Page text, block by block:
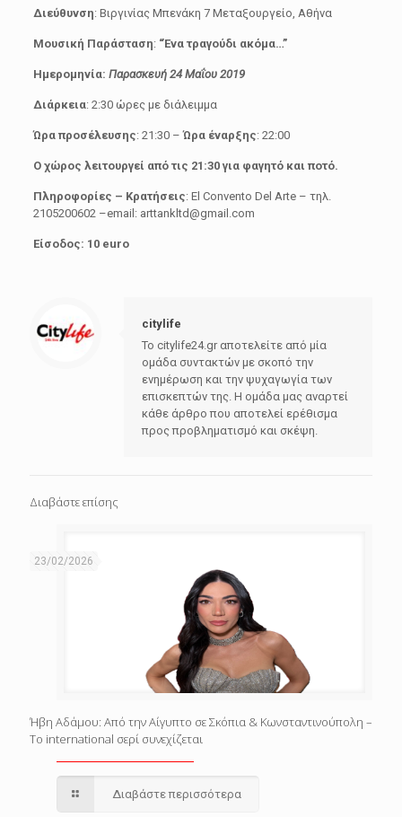
Διεύθυνση: Βιργινίας Μπενάκη 7 Μεταξουργείο, Αθήνα
Μουσική Παράσταση: “Ένα τραγούδι ακόμα…”
Ημερομηνία: Παρασκευή 24 Μαΐου 2019
Διάρκεια: 2:30 ώρες με διάλειμμα
Ώρα προσέλευσης: 21:30 –Ώρα έναρξης: 22:00
Ο χώρος λειτουργεί από τις 21:30 για φαγητό και ποτό.
Πληροφορίες – Κρατήσεις: El Convento Del Arte – τηλ.
2105200602 –email: arttankltd@gmail.com
Είσοδος: 10 euro
citylife
Το citylife24.gr αποτελείτε από μία
ομάδα συντακτών με σκοπό την
ενημέρωση και την ψυχαγωγία των
επισκεπτών της. Η ομάδα μας αναρτεί
κάθε άρθρο που αποτελεί ερέθισμα
προς προβληματισμό και σκέψη.
Διαβάστε επίσης
23/02/2026
Ήβη Αδάμου: Από την Αίγυπτο σε Σκόπια & Κωνσταντινούπολη –
Το international σερί συνεχίζεται
Διαβάστε περισσότερα